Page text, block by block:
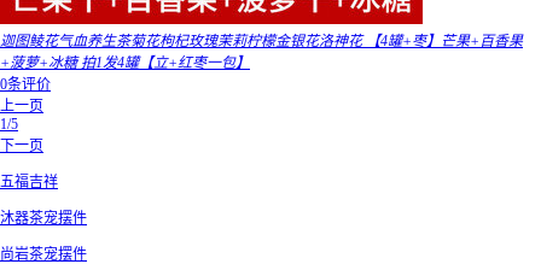
迦图鲮花气血养生茶菊花枸杞玫瑰茉莉柠檬金银花洛神花 【4罐+枣】芒果+百香果
+菠萝+冰糖 拍1发4罐【立+红枣一包】
0条评价
上一页
1/5
下一页
五福吉祥
沐器茶宠摆件
尚岩茶宠摆件